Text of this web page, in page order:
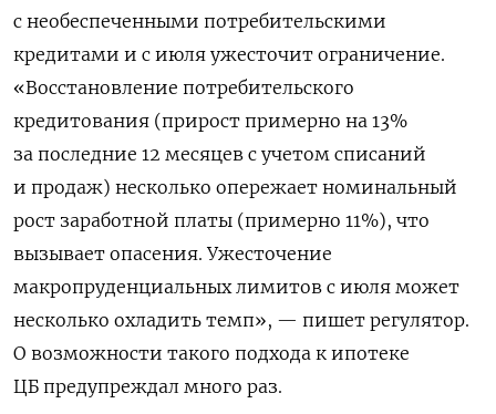
с необеспеченными потребительскими
кредитами и с июля ужесточит ограничение.
«Восстановление потребительского
кредитования (прирост примерно на 13%
за последние 12 месяцев с учетом списаний
и продаж) несколько опережает номинальный
рост заработной платы (примерно 11%), что
вызывает опасения. Ужесточение
макропруденциальных лимитов с июля может
несколько охладить темп», — пишет регулятор.
О возможности такого подхода к ипотеке
ЦБ предупреждал много раз.